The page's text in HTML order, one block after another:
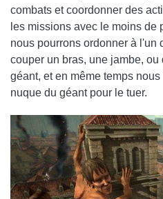
combats et coordonner des
les missions avec le moins de
nous pourrons ordonner à l'un
couper un bras, une jambe,
géant, et en même temps
nuque du géant pour le tuer.